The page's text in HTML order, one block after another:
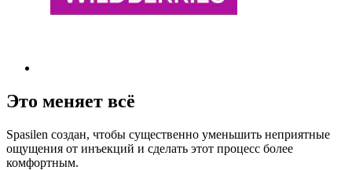
Это меняет всё
Spasilen создан, чтобы существенно уменьшить неприятные
ощущения от инъекций и сделать этот процесс более
комфортным.